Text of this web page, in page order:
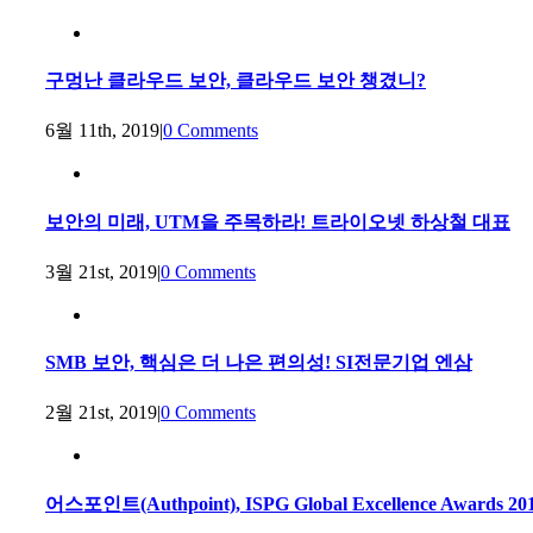
구멍난 클라우드 보안, 클라우드 보안 챙겼니?
6월 11th, 2019|0 Comments
보안의 미래, UTM을 주목하라! 트라이오넷 하상철 대표
3월 21st, 2019|0 Comments
SMB 보안, 핵심은 더 나은 편의성! SI전문기업 엔삼
2월 21st, 2019|0 Comments
어스포인트(Authpoint), ISPG Global Excellence Awards